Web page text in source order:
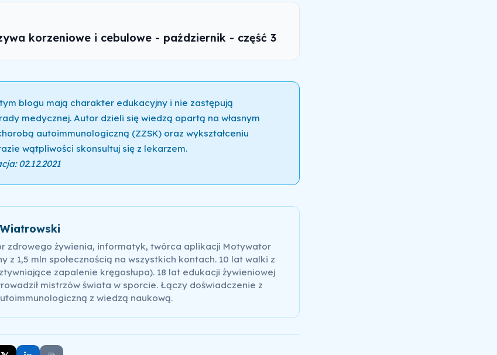
korzeniowe i cebulowe - październik - część 3
blogu mają charakter edukacyjny i nie zastępują
medycznej. Autor dzieli się wiedzą opartą na własnym
autoimmunologiczną (ZZSK) oraz wykształceniu
wątpliwości skonsultuj się z lekarzem.
02.12.2021
zdrowego żywienia, informatyk, twórca aplikacji Motywator
z 1,5 mln społecznością na wszystkich kontach. 10 lat walki z
zapalenie kręgosłupa). 18 lat edukacji żywieniowej
mistrzów świata w sporcie. Łączy doświadczenie z
z wiedzą naukową.